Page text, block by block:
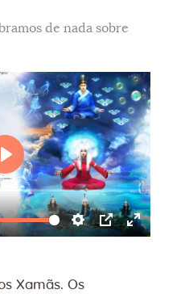
de nada sobre
Xamãs. Os